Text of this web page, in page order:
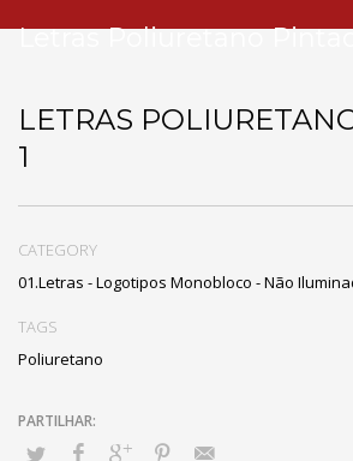
Letras Poliuretano
LETRAS
1
CATEGORY
01.Letras - Logotipos Monobloco - Não
TAGS
Poliuretano